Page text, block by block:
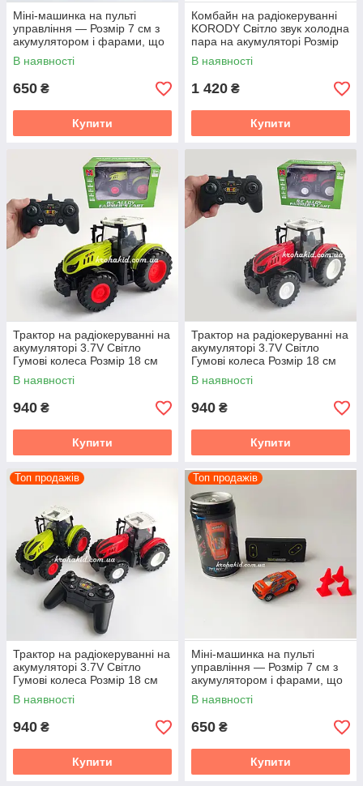
Міні-машинка на пульті
управління — Розмір 7 см з
акумулятором і фарами, що
світяться Настільна машинка
В наявності
650 ₴
Купити
Комбайн на радіокеруванні
KORODY Світло звук холодна
пара на акумуляторі Розмір
27 см
В наявності
1 420 ₴
Купити
Трактор на радіокеруванні на
акумуляторі 3.7V Світло
Гумові колеса Розмір 18 см
Green
В наявності
940 ₴
Купити
Трактор на радіокеруванні на
акумуляторі 3.7V Світло
Гумові колеса Розмір 18 см
Red
В наявності
940 ₴
Купити
Топ продажів
Трактор на радіокеруванні на
акумуляторі 3.7V Світло
Гумові колеса Розмір 18 см
В наявності
940 ₴
Купити
Топ продажів
Міні-машинка на пульті
управління — Розмір 7 см з
акумулятором і фарами, що
світяться Настільна машинка
В наявності
650 ₴
Купити